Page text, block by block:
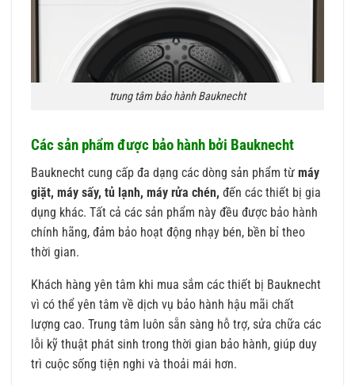
trung tâm bảo hành Bauknecht
Các sản phẩm được bảo hành bởi Bauknecht
Bauknecht cung cấp đa dạng các dòng sản phẩm từ máy
giặt, máy sấy, tủ lạnh, máy rửa chén, đến các thiết bị gia
dụng khác. Tất cả các sản phẩm này đều được bảo hành
chính hãng, đảm bảo hoạt động nhạy bén, bền bỉ theo
thời gian.
Khách hàng yên tâm khi mua sắm các thiết bị Bauknecht
vì có thể yên tâm về dịch vụ bảo hành hậu mãi chất
lượng cao. Trung tâm luôn sẵn sàng hỗ trợ, sửa chữa các
lỗi kỹ thuật phát sinh trong thời gian bảo hành, giúp duy
trì cuộc sống tiện nghi và thoải mái hơn.